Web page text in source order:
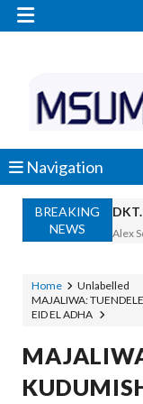

Navigation
BREAKING
NEWS
Alex
Alex
Home
Unlabelled
MAJALIWA:
EID EL ADHA